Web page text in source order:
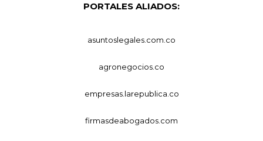
PORTALES ALIADOS:
asuntoslegales.com.co
agronegocios.co
empresas.larepublica.co
firmasdeabogados.com